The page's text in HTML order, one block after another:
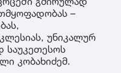
–
უნიკალურ
კობახიძემ.